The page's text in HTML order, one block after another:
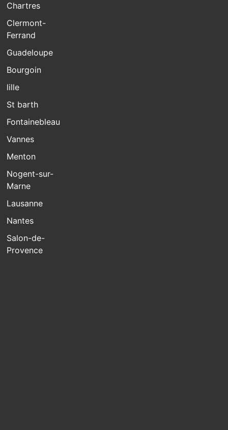
Chartres
Clermont-
Ferrand
Guadeloupe
Bourgoin
lille
St barth
Fontainebleau
Vannes
Menton
Nogent-sur-
Marne
Lausanne
Nantes
Salon-de-
Provence